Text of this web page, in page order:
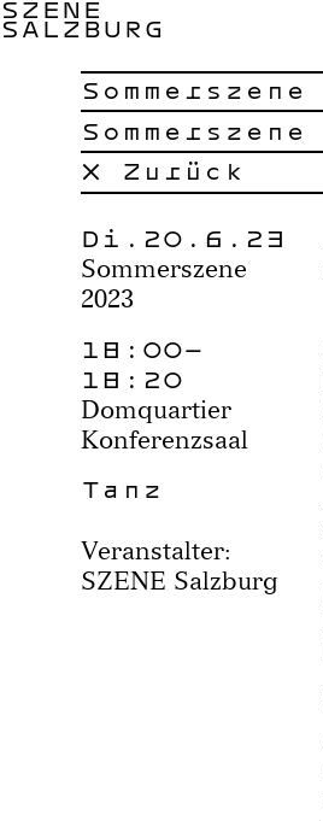
SZENE
SALZBURG
Sommerszene
Sommerszene
× Zurück
Di.20.6.23
Sommerszene
2023
18:00–
18:20
Domquartier
Konferenzsaal
Tanz
Veranstalter:
SZENE Salzburg